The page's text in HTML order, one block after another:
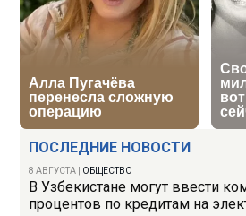
ПОСЛЕДНИЕ НОВОСТИ
8 АВГУСТА ОБЩЕСТВО
В Узбекистане могут ввести
процентов по кредитам на